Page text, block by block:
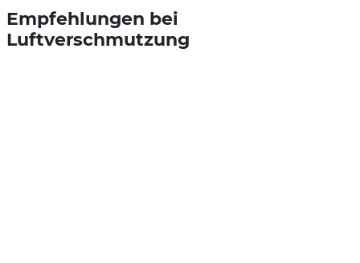
Empfehlungen bei
Luftverschmutzung